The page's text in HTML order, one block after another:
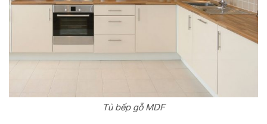
Tủ bếp gỗ MDF